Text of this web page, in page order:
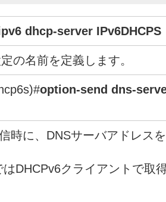
dhcp-server IPv6DHCPS
の名前を定義します。
option-send dns-
時に、DNSサーバアドレス
DHCPv6クライアントで取